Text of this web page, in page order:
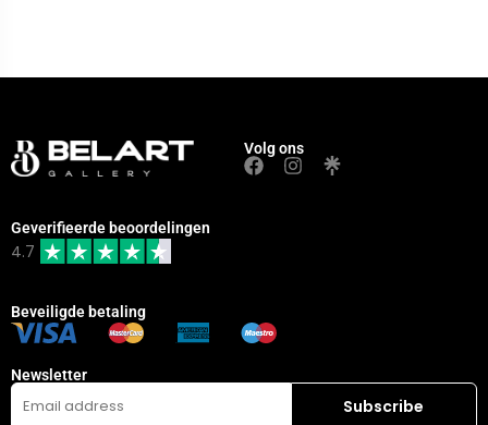
Volg ons
Geverifieerde beoordelingen
4.7
Beveiligde betaling
Newsletter